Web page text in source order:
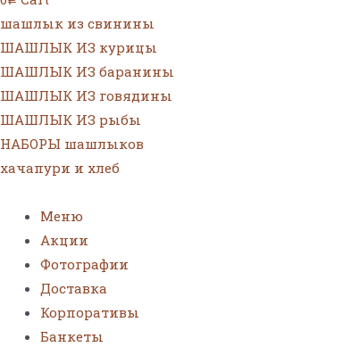
шашлык из свинины
ШАШЛЫК ИЗ курицы
ШАШЛЫК ИЗ баранины
ШАШЛЫК ИЗ говядины
ШАШЛЫК ИЗ рыбы
НАБОРЫ шашлыков
хачапури и хлеб
Меню
Акции
Фотографии
Доставка
Корпоративы
Банкеты